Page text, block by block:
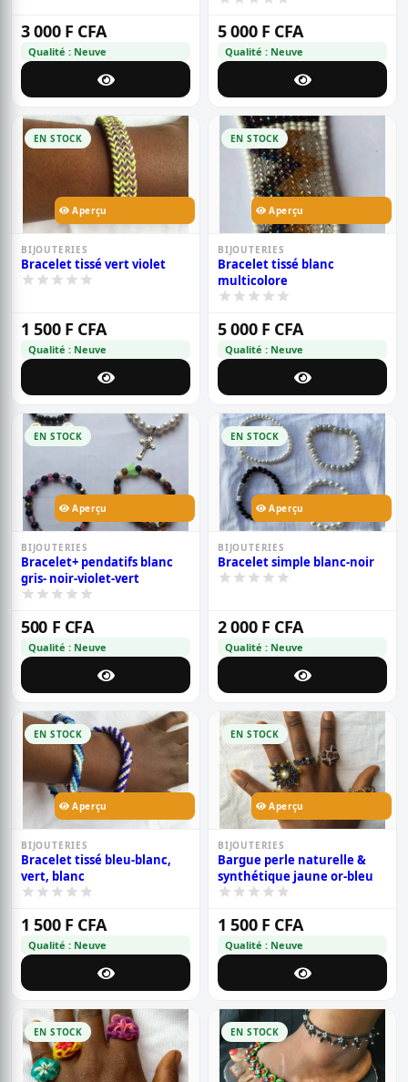
3 000 F CFA
Qualité : Neuve
5 000 F CFA
Qualité : Neuve
EN STOCK
Aperçu
BIJOUTERIES
Bracelet tissé vert violet
1 500 F CFA
Qualité : Neuve
EN STOCK
Aperçu
BIJOUTERIES
Bracelet tissé blanc
multicolore
5 000 F CFA
Qualité : Neuve
EN STOCK
Aperçu
BIJOUTERIES
Bracelet+ pendatifs blanc
gris- noir-violet-vert
500 F CFA
Qualité : Neuve
EN STOCK
Aperçu
BIJOUTERIES
Bracelet simple blanc-noir
2 000 F CFA
Qualité : Neuve
EN STOCK
Aperçu
BIJOUTERIES
Bracelet tissé bleu-blanc,
vert, blanc
1 500 F CFA
Qualité : Neuve
EN STOCK
Aperçu
BIJOUTERIES
Bargue perle naturelle &
synthétique jaune or-bleu
1 500 F CFA
Qualité : Neuve
EN STOCK EN STOCK